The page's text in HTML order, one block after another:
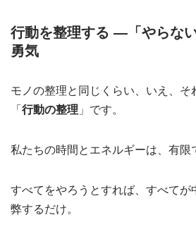
行動を整理する ―「やらな
勇気
モノの整理と同じくらい、いえ、そ
「 行動の整理 」です。
私たちの時間とエネルギーは、有限
すべてをやろうとすれば、すべてが
弊するだけ。